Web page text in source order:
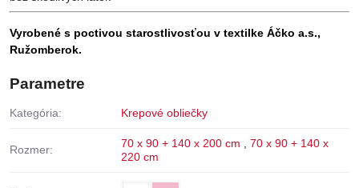
Vyrobené s poctivou starostlivosťou v textilke Áčko a.s.,
Ružomberok.
Parametre
Kategória: Krepové obliečky
Rozmer: 70 x 90 + 140 x 200 cm , 70 x 90 + 140 x
220 cm